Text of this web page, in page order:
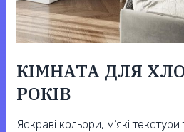
КІМНАТА ДЛЯ
РОКІВ
Яскраві кольори, м’які